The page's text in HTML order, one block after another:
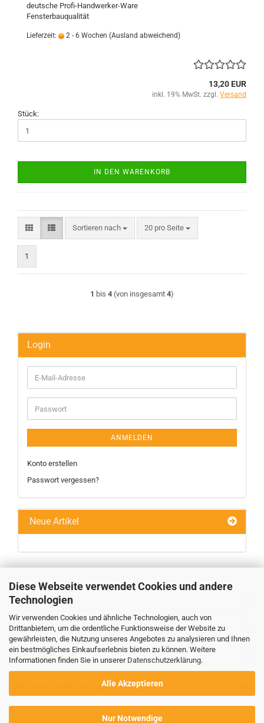
Diese Webseite verwendet Cookies und andere
Technologien
Wir verwenden Cookies und ähnliche Technologien, auch von
Drittanbietern, um die ordentliche Funktionsweise der Website zu
gewährleisten, die Nutzung unseres Angebotes zu analysieren und Ihnen
ein bestmögliches Einkaufserlebnis bieten zu können. Weitere
Informationen finden Sie in unserer Datenschutzerklärung.
Alle Akzeptieren
Nur Notwendige
deutsche Profi-Handwerker-Ware
Fensterbauqualität
Lieferzeit: 2 - 6 Wochen (Ausland abweichend)
13,20 EUR
inkl. 19% MwSt. zzgl. Versand
Stück:
IN DEN WARENKORB
Sortieren nach
Sortieren nach 20 pro Seite
pro Seite
1
1 bis 4 (von insgesamt 4)
Login
E-
Mail-
Adresse
Passwort
ANMELDEN
Konto erstellen
Passwort vergessen?
Neue Artikel
Informationen
Ihr Konto
Kontaktdaten
Zahlung und Versand